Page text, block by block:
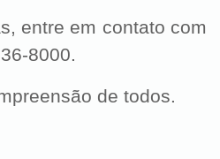
entre em contato com
8000.
de todos.